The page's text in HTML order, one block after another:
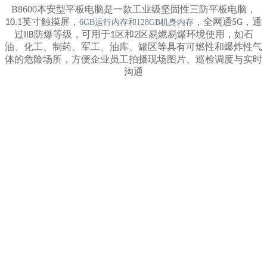
B8600本安型平板电脑是一款工业级坚固性三防平板电脑，
10.1英寸触摸屏， 6GB运行内存和128GB机身内存 ，全网通5G ，通
过 IIB防爆等级，可用于1区和2区易燃易爆环境使用，如石
油、化工、制药、军工、油库、罐区等具有可燃性和爆炸性气
体的危险场所，方便企业员工拍摄现场图片、巡检调度与实时
沟通